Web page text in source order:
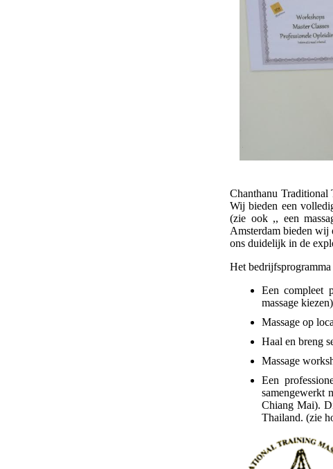
Chanthanu Traditional
Wij bieden een
(zie ook ,, een
Amsterdam bieden wij
ons duidelijk in de
Het
Een compleet
massage kiezen)
Massage op
Haal en breng
Massage
Een
samengewerkt
Chiang Mai).
Thailand. (zie